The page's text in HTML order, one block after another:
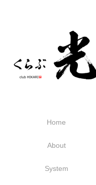
Home
About
System